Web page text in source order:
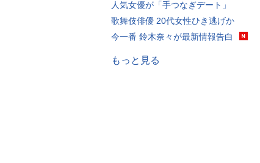
人気女優が「手つなぎデート」
歌舞伎俳優 20代女性ひき逃げか
今一番 鈴木奈々が最新情報告白
もっと見る